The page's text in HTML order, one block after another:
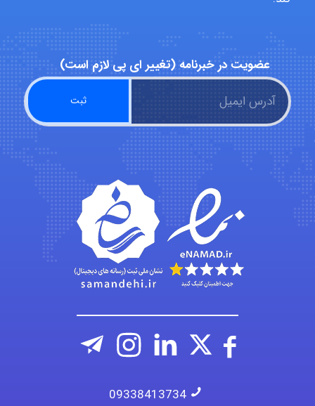
A.balandeh
fatima
Jafar Tym
aghajari vahid
عضویت در خبرنامه (تغییر ای پی لازم است)
09338413734